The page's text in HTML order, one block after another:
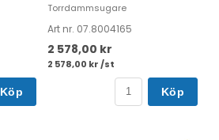
Köp
Torrdammsugare
Art nr. 07.8004165
2 578,00 kr
2 578,00 kr /st
Köp